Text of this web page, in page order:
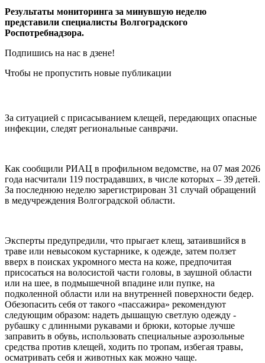
Результаты мониторинга за минувшую неделю
представили специалисты Волгоградского
Роспотребнадзора.
Подпишись на нас в дзене!
Чтобы не пропустить новые публикации
За ситуацией с присасыванием клещей, передающих опасные
инфекции, следят региональные санврачи.
Как сообщили РИАЦ в профильном ведомстве, на 07 мая 2026
года насчитали 119 пострадавших, в числе которых – 39 детей.
За последнюю неделю зарегистрирован 31 случай обращений
в медучреждения Волгоградской области.
Эксперты предупредили, что прыгает клещ, затаившийся в
траве или невысоком кустарнике, к одежде, затем ползет
вверх в поисках укромного места на коже, предпочитая
присосаться на волосистой части головы, в заушной области
или на шее, в подмышечной впадине или пупке, на
подколенной области или на внутренней поверхности бедер.
Обезопасить себя от такого «пассажира» рекомендуют
следующим образом: надеть дышащую светлую одежду -
рубашку с длинными рукавами и брюки, которые лучше
заправить в обувь, использовать специальные аэрозольные
средства против клещей, ходить по тропам, избегая травы,
осматривать себя и животных как можно чаще.